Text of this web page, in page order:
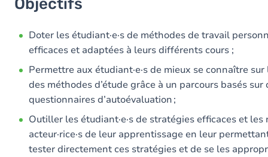
Objectifs
Doter les étudiant·e·s de méthodes de travail
efficaces et adaptées à leurs différents cours ;
Permettre aux étudiant·e·s de mieux se connaître
des méthodes d’étude grâce à un parcours basés sur
questionnaires d’autoévaluation ;
Outiller les étudiant·e·s de stratégies efficaces et les
acteur·rice·s de leur apprentissage en leur
tester directement ces stratégies et de se les